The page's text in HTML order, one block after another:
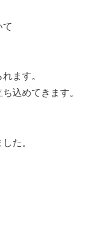
て
ます。
込めてきます。
た。